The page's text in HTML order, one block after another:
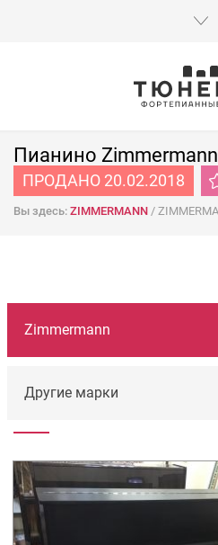
Пианино
ПРОДАНО 20.02.2018
Вы здесь: ZIMMERMANN /
Zimmermann
Другие марки